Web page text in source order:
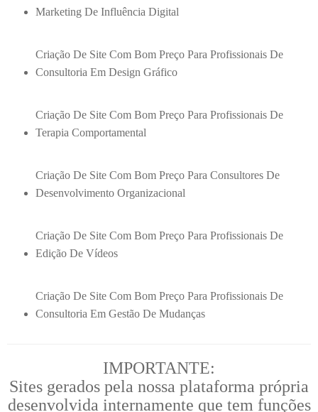
Marketing De Influência Digital
Criação De Site Com Bom Preço Para Profissionais De
Consultoria Em Design Gráfico
Criação De Site Com Bom Preço Para Profissionais De
Terapia Comportamental
Criação De Site Com Bom Preço Para Consultores De
Desenvolvimento Organizacional
Criação De Site Com Bom Preço Para Profissionais De
Edição De Vídeos
Criação De Site Com Bom Preço Para Profissionais De
Consultoria Em Gestão De Mudanças
IMPORTANTE:
Sites gerados pela nossa plataforma própria
desenvolvida internamente que tem funções